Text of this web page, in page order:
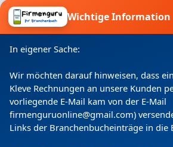
Ich willige ein, dass meine Angaben
werden.
Wichtige Information
In eigener Sache:
Wir möchten darauf hinweisen, dass
Kleve Rechnungen an unsere Kunden
vorliegende E-Mail kam von der E-Mail
firmenguruonline@gmail.com)
Links der Branchenbucheinträge in die